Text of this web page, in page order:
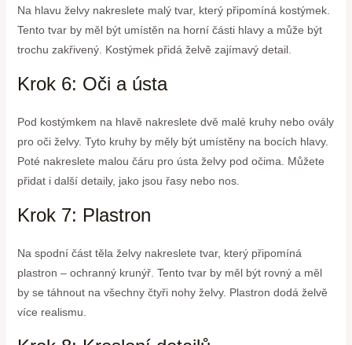
Na hlavu želvy nakreslete malý tvar, který připomíná kostýmek.
Tento tvar by měl být umístěn na horní části hlavy a může být
trochu zakřivený. Kostýmek přidá želvě zajímavý detail.
Krok 6: Oči a ústa
Pod kostýmkem na hlavě nakreslete dvě malé kruhy nebo ovály
pro oči želvy. Tyto kruhy by měly být umístěny na bocích hlavy.
Poté nakreslete malou čáru pro ústa želvy pod očima. Můžete
přidat i další detaily, jako jsou řasy nebo nos.
Krok 7: Plastron
Na spodní část těla želvy nakreslete tvar, který připomíná
plastron – ochranný krunýř. Tento tvar by měl být rovný a měl
by se táhnout na všechny čtyři nohy želvy. Plastron dodá želvě
více realismu.